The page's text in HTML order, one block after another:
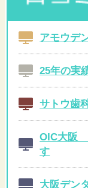
アモウデ
25年の実
サトウ歯
OIC大阪
す
大阪デン